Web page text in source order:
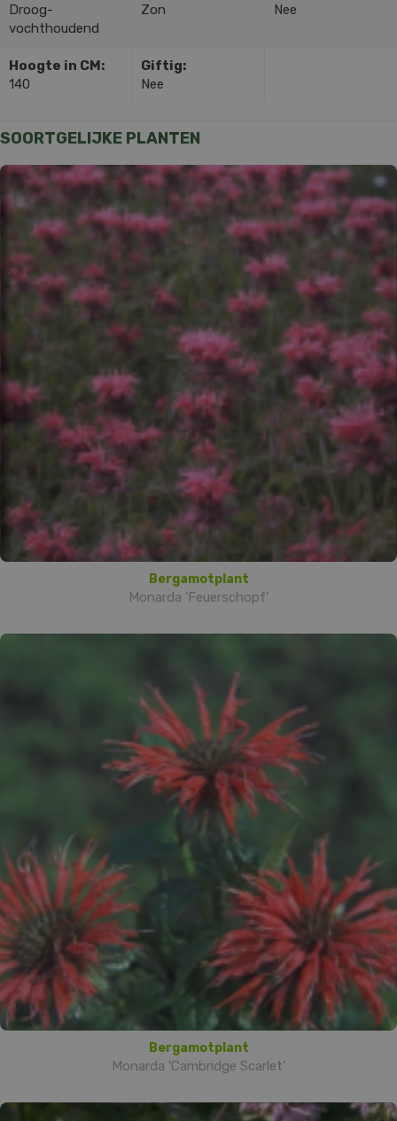
Droog-
vochthoudend
Zon
Nee
Hoogte in CM:
140
Giftig:
Nee
SOORTGELIJKE PLANTEN
Bergamotplant
Monarda 'Feuerschopf'
Bergamotplant
Monarda 'Cambridge Scarlet'